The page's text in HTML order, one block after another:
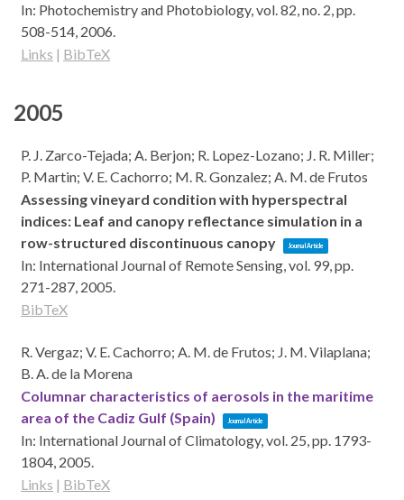
In: Photochemistry and Photobiology,vol. 82,no. 2,pp.
508-514, 2006.
Links | BibTeX
2005
P. J. Zarco-Tejada; A. Berjon; R. Lopez-Lozano; J. R. Miller;
P. Martin; V. E. Cachorro; M. R. Gonzalez; A. M. de Frutos
Assessing vineyard condition with hyperspectral
indices: Leaf and canopy reflectance simulation in a
row-structured discontinuous canopy
Journal Article
In: International Journal of Remote Sensing,vol. 99,pp.
271-287, 2005.
BibTeX
R. Vergaz; V. E. Cachorro; A. M. de Frutos; J. M. Vilaplana;
B. A. de la Morena
Columnar characteristics of aerosols in the maritime
area of the Cadiz Gulf (Spain)
Journal Article
In: International Journal of Climatology,vol. 25,pp. 1793-
1804, 2005.
Links | BibTeX